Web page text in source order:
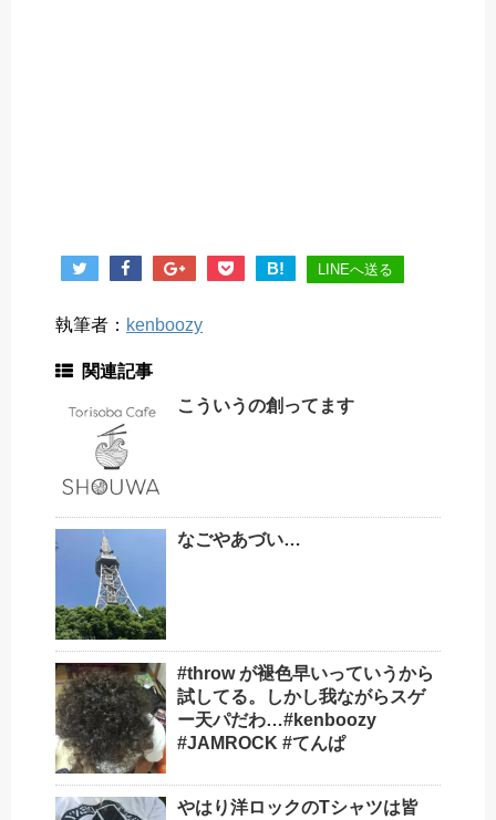
B! LINEへ送る
執筆者： kenboozy
関連記事
こういうの創ってます
なごやあづい…
#throw が褪色早いっていうから
試してる。しかし我ながらスゲ
ー天パだわ…#kenboozy
#JAMROCK #てんぱ
やはり洋ロックのTシャツは皆